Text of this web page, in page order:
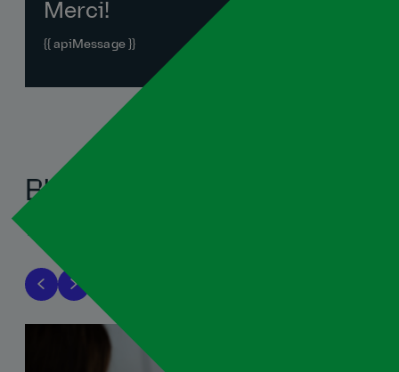
Merci!
{{ apiMessage }}
Blogues associés
Tout voir